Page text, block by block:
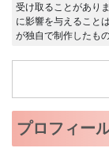
受け取ることがあり
に影響を与えること
が独自で制作したも
プロフィー